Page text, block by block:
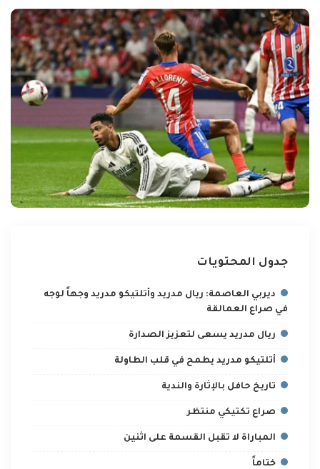
جدول المحتويات
ديربي العاصمة: ريال مدريد وأتلتيكو مدريد وجهاً لوجه
في صراع العمالقة
ريال مدريد يسعى لتعزيز الصدارة
أتلتيكو مدريد يطمح في قلب الطاولة
تاريخ حافل بالإثارة والندية
صراع تكتيكي منتظر
المباراة لا تقبل القسمة على اثنين
ختاماً